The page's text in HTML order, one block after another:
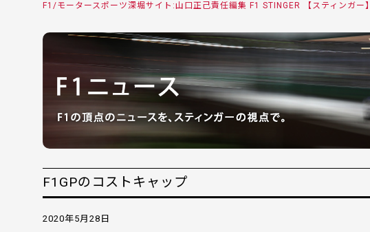
F1/モータースポーツ深堀サイト:山口正己責任編集 F1 STINGER 【スティンガー】
F1GPのコストキャップ
2020年5月28日